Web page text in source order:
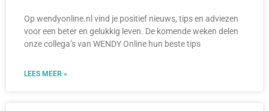
Op wendyonline.nl vind je positief nieuws, tips en adviezen
voor een beter en gelukkig leven. De komende weken delen
onze collega’s van WENDY Online hun beste tips
LEES MEER »